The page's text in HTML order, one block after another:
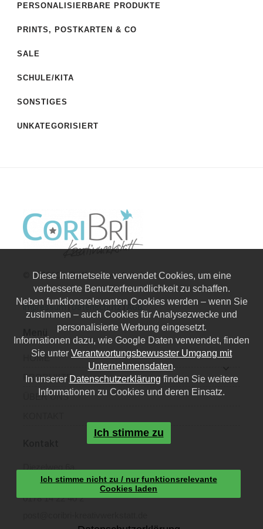
PERSONALISIERBARE PRODUKTE
PRINTS, POSTKARTEN & CO
SALE
SCHULE/KITA
SONSTIGES
UNKATEGORISIERT
© 2026 | CoriBri Kreativwerkstatt
Impressum|Datenschutz|AGB
HOME
PRODUKTE
ÜBER UNS
40468 Düsseldorf
0178 14 22 40 2
Diese Internetseite verwendet Cookies, um eine
verbesserte Benutzerfreundlichkeit zu schaffen.
Neben funktionsrelevanten Cookies werden – wenn Sie
zustimmen – auch Cookies für Analysezwecke und
personalisierte Werbung eingesetzt.
Informationen dazu, wie Google Daten verwendet, finden
Sie unter Verantwortungsbewusster Umgang mit
Unternehmensdaten.
In unserer Datenschutzerklärung finden Sie weitere
Informationen zu Cookies und deren Einsatz.
Ich stimme zu
Ich stimme nicht zu / nur funktionsrelevante
Cookies laden